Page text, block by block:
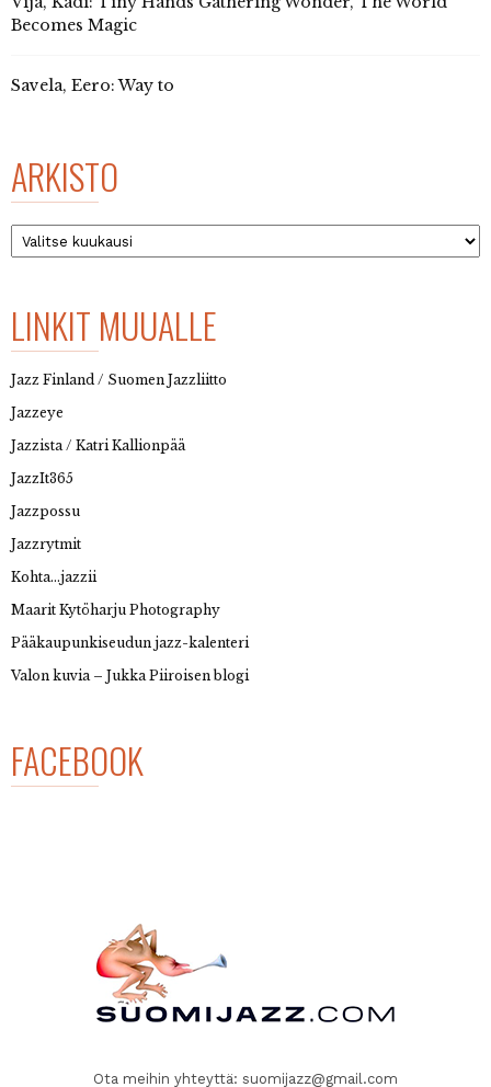
Becomes Magic
Savela, Eero: Way to
ARKISTO
Arkisto
LINKIT MUUALLE
Jazz Finland / Suomen Jazzliitto
Jazzeye
Jazzista / Katri Kallionpää
JazzIt365
Jazzpossu
Jazzrytmit
Kohta…jazzii
Maarit Kytöharju Photography
Pääkaupunkiseudun jazz-kalenteri
Valon kuvia – Jukka Piiroisen blogi
FACEBOOK
Ota meihin yhteyttä: suomijazz@gmail.com